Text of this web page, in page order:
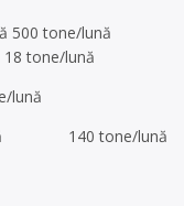
500 tone/lună
tone/lună
lună
140 tone/lună